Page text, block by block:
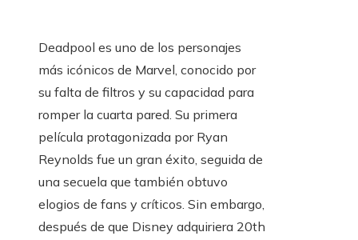
Deadpool es uno de los personajes
más icónicos de Marvel, conocido por
su falta de filtros y su capacidad para
romper la cuarta pared. Su primera
película protagonizada por Ryan
Reynolds fue un gran éxito, seguida de
una secuela que también obtuvo
elogios de fans y críticos. Sin embargo,
después de que Disney adquiriera 20th